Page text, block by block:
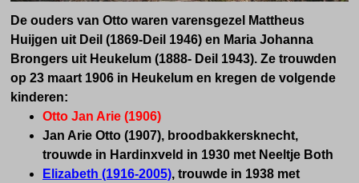
De ouders van Otto waren varensgezel Mattheus
Huijgen uit Deil (1869-Deil 1946) en Maria Johanna
Brongers uit Heukelum (1888- Deil 1943). Ze trouwden
op 23 maart 1906 in Heukelum en kregen de volgende
kinderen:
Otto Jan Arie (1906)
Jan Arie Otto (1907), broodbakkersknecht,
trouwde in Hardinxveld in 1930 met Neeltje Both
Elizabeth (1916-2005), trouwde in 1938 met